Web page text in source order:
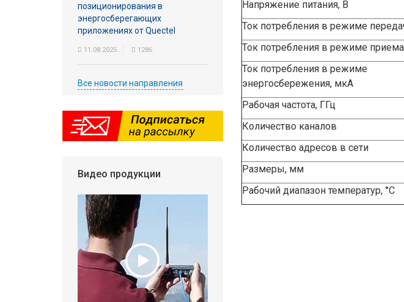
Напряжение питания, В
Ток потребления в режиме
Ток потребления в режиме
Ток потребления в режиме
энергосбережения, мкА
Рабочая частота, ГГц
Количество каналов
Количество адресов в сети
Размеры, мм
Рабочий диапазон температур, °С
позиционирования в
энергосберегающих
приложениях от Quectel
11.08.2025 1286
Все новости направления
Видео продукции